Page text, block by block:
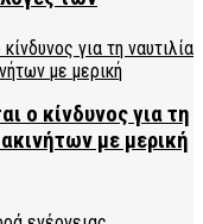
ο κίνδυνος για τη
με μερική